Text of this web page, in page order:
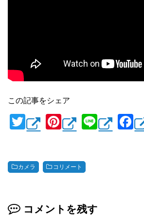
この記事をシェア
T
wi
er
Pi
nt
e
Li
n
F
a
カメラ コリメート
コメントを残す